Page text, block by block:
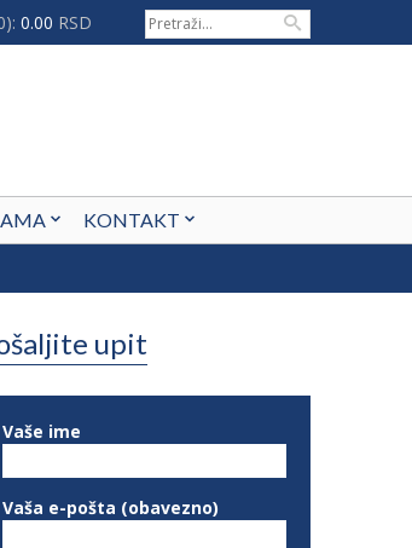
0.00 RSD
KONTAKT
upit
Vaše ime
Vaša e-pošta (obavezno)